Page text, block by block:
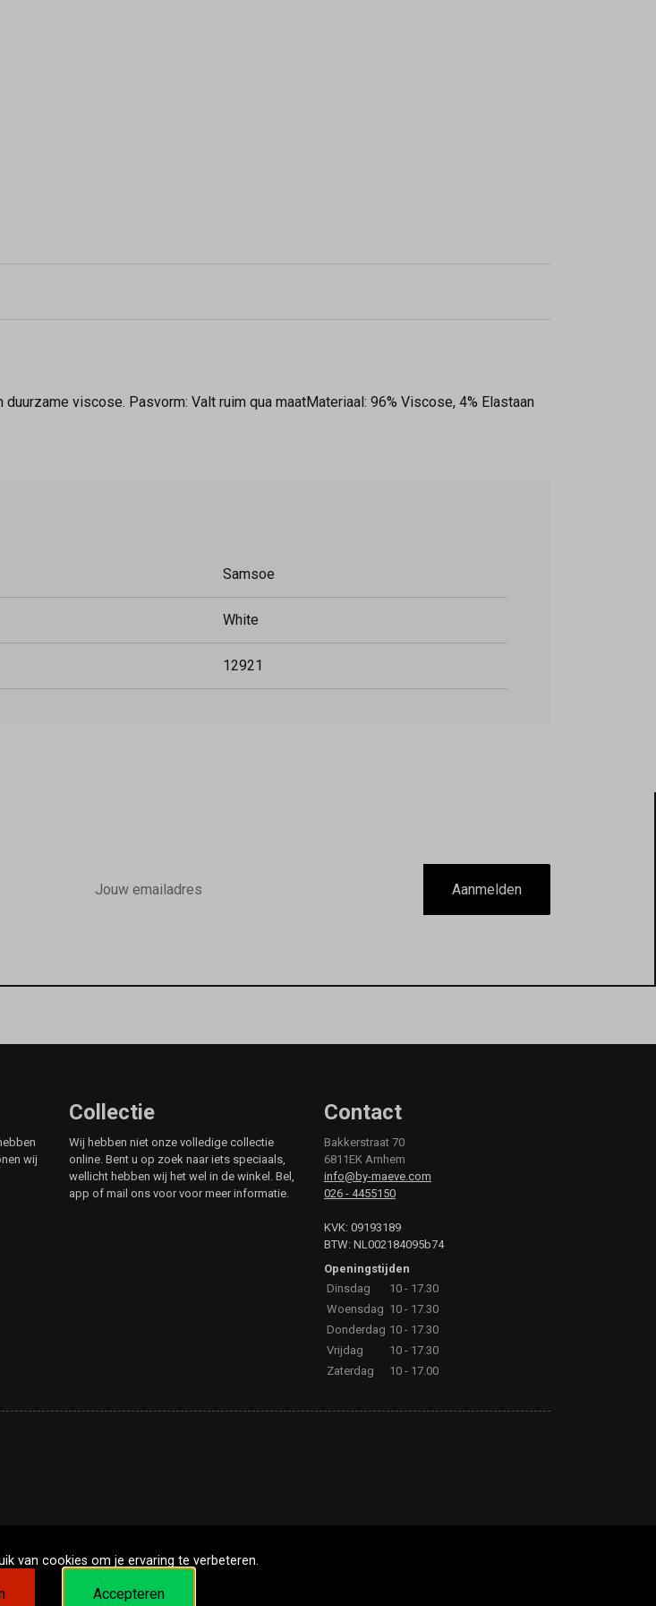
viscose. Pasvorm: Valt ruim qua maatMateriaal: 96% Viscose, 4% Elastaan
Samsoe
White
12921
mailadres
Aanmelden
wij
Collectie
Wij hebben niet onze volledige collectie
online. Bent u op zoek naar iets speciaals,
wellicht hebben wij het wel in de winkel. Bel,
app of mail ons voor voor meer informatie.
Contact
Bakkerstraat 70
6811EK Arnhem
info@by-maeve.com
026 - 4455150
KVK: 09193189
BTW: NL002184095b74
Openingstijden
Dinsdag
10 - 17.30
Woensdag 10 - 17.30
Donderdag 10 - 17.30
Vrijdag
10 - 17.30
Zaterdag
10 - 17.00
van cookies om je ervaring te verbeteren.
Accepteren